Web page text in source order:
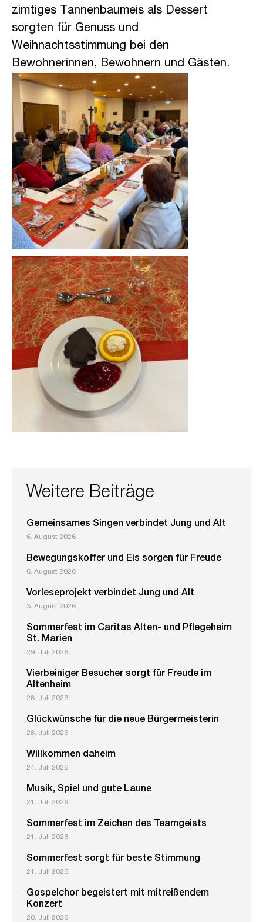
zimtiges Tannenbaumeis als Dessert
sorgten für Genuss und
Weihnachtsstimmung bei den
Bewohnerinnen, Bewohnern und Gästen.
Weitere Beiträge
Gemeinsames Singen verbindet Jung und Alt
6. August 2026
Bewegungskoffer und Eis sorgen für Freude
6. August 2026
Vorleseprojekt verbindet Jung und Alt
3. August 2026
Sommerfest im Caritas Alten- und Pflegeheim
St. Marien
29. Juli 2026
Vierbeiniger Besucher sorgt für Freude im
Altenheim
28. Juli 2026
Glückwünsche für die neue Bürgermeisterin
28. Juli 2026
Willkommen daheim
24. Juli 2026
Musik, Spiel und gute Laune
21. Juli 2026
Sommerfest im Zeichen des Teamgeists
21. Juli 2026
Sommerfest sorgt für beste Stimmung
21. Juli 2026
Gospelchor begeistert mit mitreißendem
Konzert
20. Juli 2026